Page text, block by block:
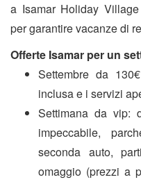
a Isamar Holiday
per garantire vacanze di
Offerte Isamar per un
Settembre da
inclusa e i servizi
Settimana da vip:
impeccabile,
seconda auto,
omaggio (prezzi a